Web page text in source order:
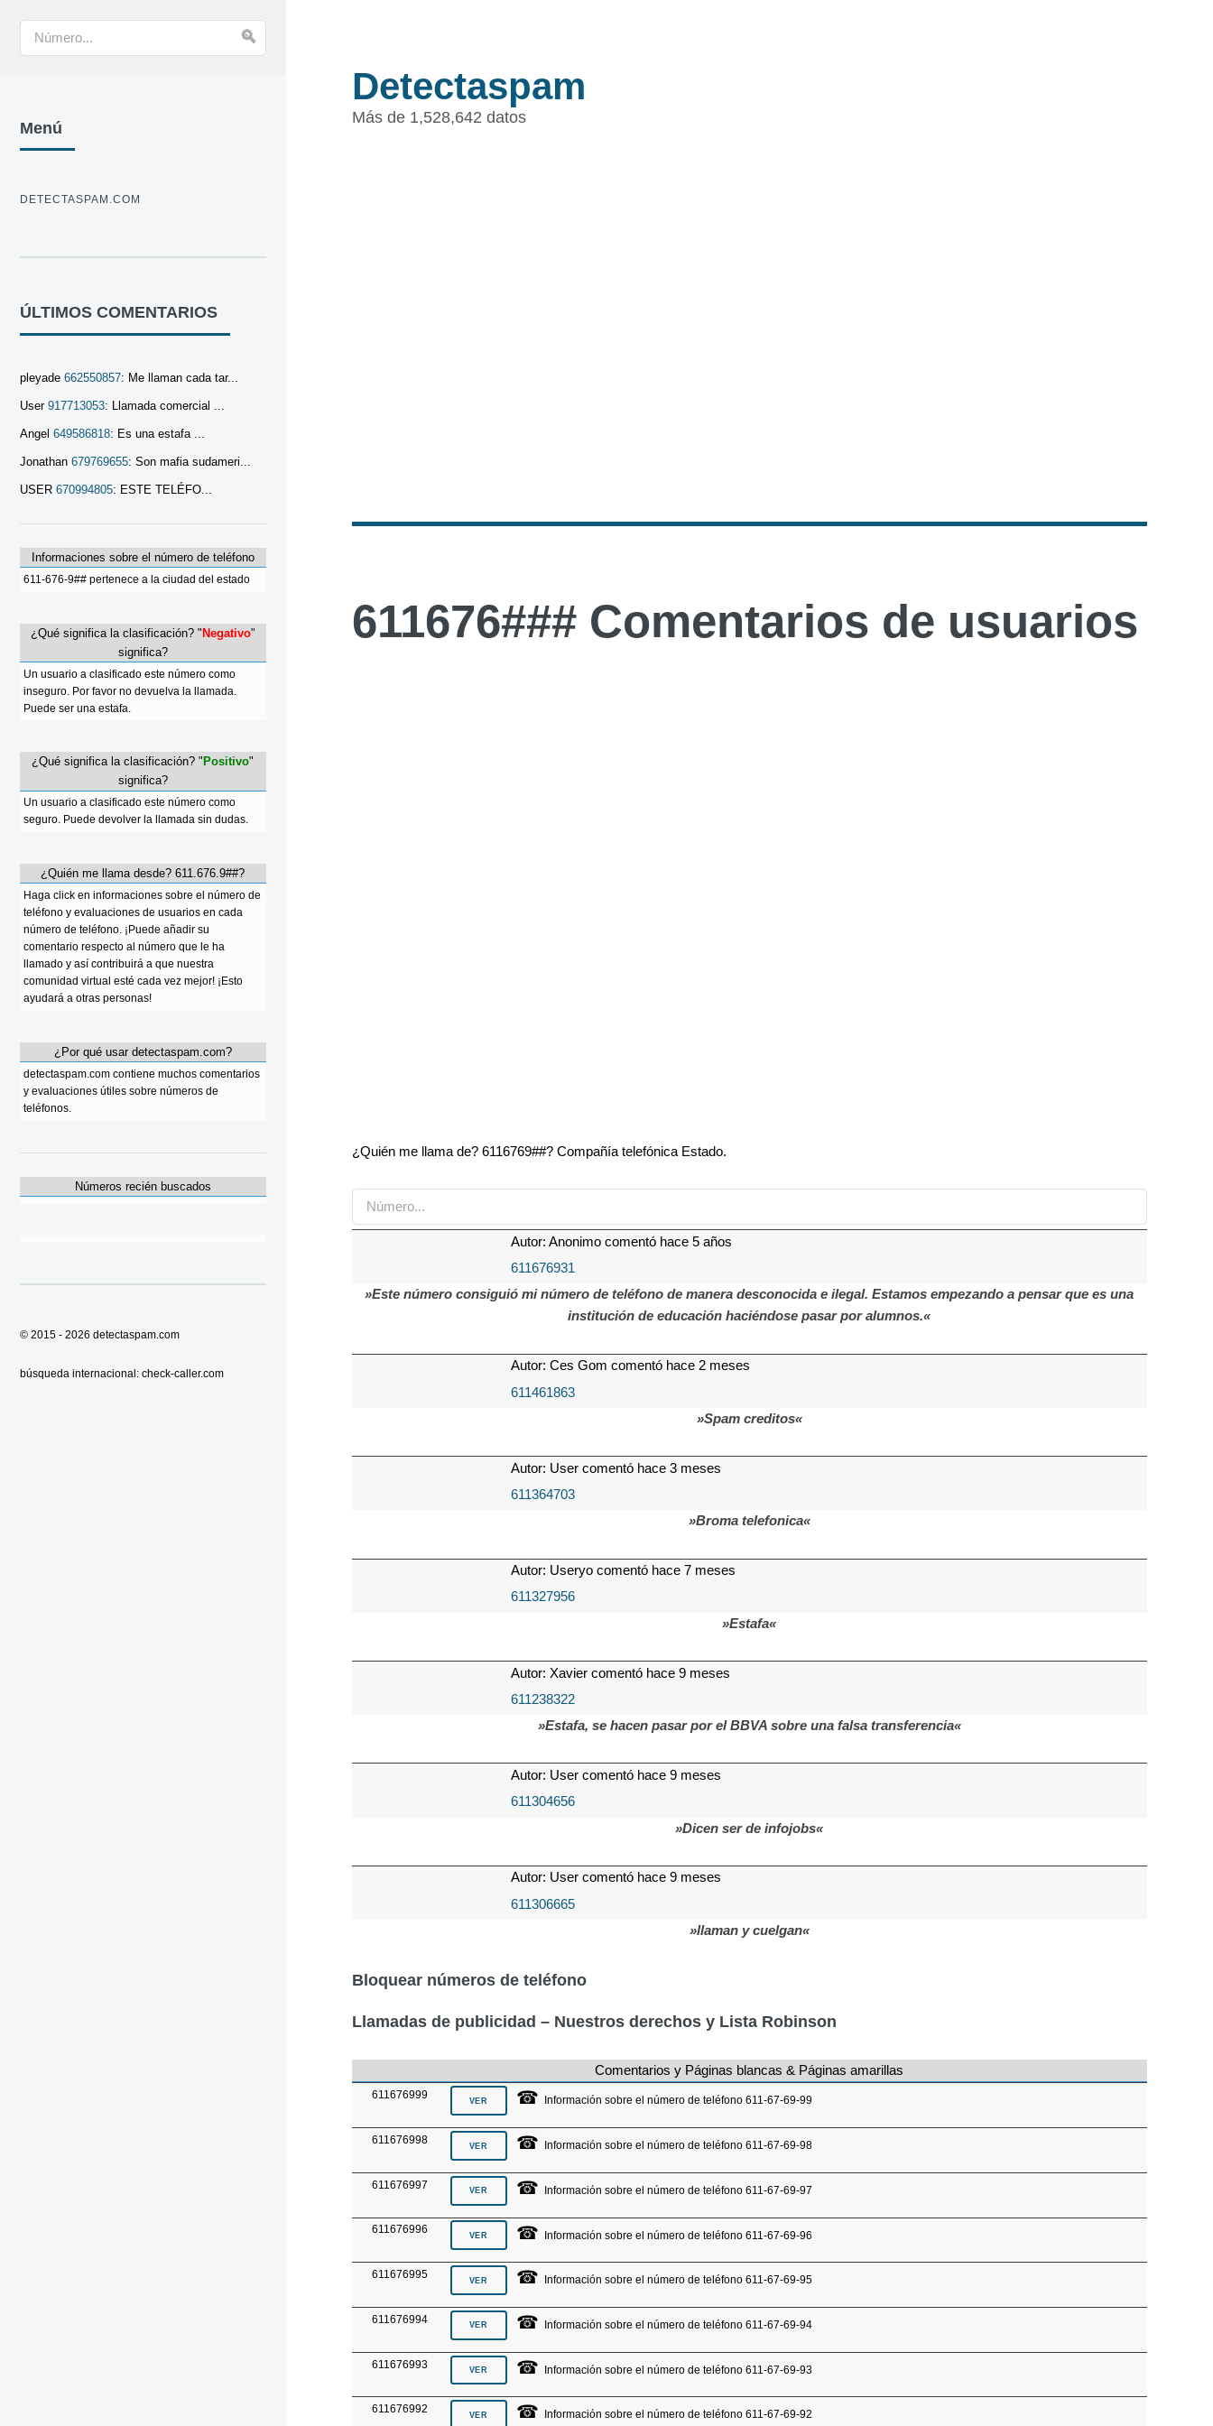
Detectaspam
Más de 1,528,642 datos
611676### Comentarios de usuarios
¿Quién me llama de? 6116769##? Compañía telefónica Estado.
Autor: Anonimo comentó hace 5 años
611676931
»Este número consiguió mi número de teléfono de manera desconocida e ilegal. Estamos empezando a pensar que es una
institución de educación haciéndose pasar por alumnos.«
Autor: Ces Gom comentó hace 2 meses
611461863
»Spam creditos«
Autor: User comentó hace 3 meses
611364703
»Broma telefonica«
Autor: Useryo comentó hace 7 meses
611327956
»Estafa«
Autor: Xavier comentó hace 9 meses
611238322
»Estafa, se hacen pasar por el BBVA sobre una falsa transferencia«
Autor: User comentó hace 9 meses
611304656
»Dicen ser de infojobs«
Autor: User comentó hace 9 meses
611306665
»llaman y cuelgan«
Bloquear números de teléfono
Llamadas de publicidad – Nuestros derechos y Lista Robinson
Comentarios y Páginas blancas & Páginas amarillas
611676999 ☎ Información sobre el número de teléfono 611-67-69-99
611676998 ☎ Información sobre el número de teléfono 611-67-69-98
611676997 ☎ Información sobre el número de teléfono 611-67-69-97
611676996 ☎ Información sobre el número de teléfono 611-67-69-96
611676995 ☎ Información sobre el número de teléfono 611-67-69-95
611676994 ☎ Información sobre el número de teléfono 611-67-69-94
611676993 ☎ Información sobre el número de teléfono 611-67-69-93
611676992 ☎ Información sobre el número de teléfono 611-67-69-92
Menú
DETECTASPAM.COM
ÚLTIMOS COMENTARIOS
pleyade 662550857: Me llaman cada tar...
User 917713053: Llamada comercial ...
Angel 649586818: Es una estafa ...
Jonathan 679769655: Son mafia sudameri...
USER 670994805: ESTE TELÉFO...
Informaciones sobre el número de teléfono
611-676-9## pertenece a la ciudad del estado
¿Qué significa la clasificación? "Negativo"
significa?
Un usuario a clasificado este número como
inseguro. Por favor no devuelva la llamada.
Puede ser una estafa.
¿Qué significa la clasificación? " Positivo"
significa?
Un usuario a clasificado este número como
seguro. Puede devolver la llamada sin dudas.
¿Quién me llama desde? 611.676.9##?
Haga click en informaciones sobre el número de
teléfono y evaluaciones de usuarios en cada
número de teléfono. ¡Puede añadir su
comentario respecto al número que le ha
llamado y así contribuirá a que nuestra
comunidad virtual esté cada vez mejor! ¡Esto
ayudará a otras personas!
¿Por qué usar detectaspam.com?
detectaspam.com contiene muchos comentarios
y evaluaciones útiles sobre números de
teléfonos.
Números recién buscados
© 2015 - 2026 detectaspam.com
búsqueda internacional: check-caller.com